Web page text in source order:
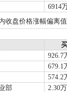
6914
收盘价格涨幅偏离
926.7
679.1
574.2
部
2.30万